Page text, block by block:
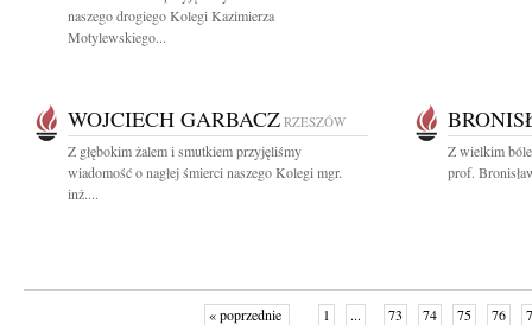
naszego drogiego Kolegi Kazimierza
Motylewskiego...
WOJCIECH GARBACZ RZESZÓW
Z głębokim żalem i smutkiem przyjęliśmy
wiadomość o nagłej śmierci naszego Kolegi mgr.
inż....
Z wielkim
prof.
« poprzednie 1 ... 73 74 75 76